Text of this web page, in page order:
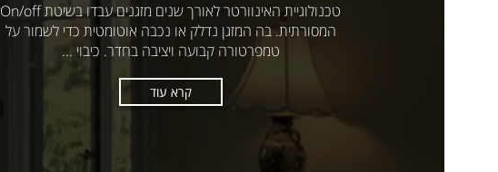
טכנולוגיית האינוורטר לאורך שנים מזגנים עבדו בשיטת On/off
המסורתית. בה המזגן נדלק או נכבה אוטומטית כדי לשמור על
טמפרטורה קבועה ויציבה בחדר. כיבוי ...
קרא עוד